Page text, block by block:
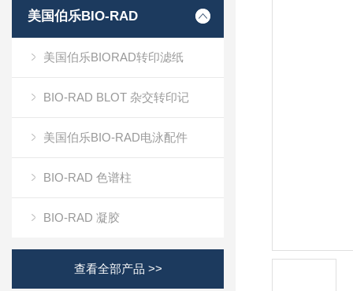
美国伯乐BIO-RAD
美国伯乐BIORAD转印滤纸
BIO-RAD BLOT 杂交转印记
美国伯乐BIO-RAD电泳配件
BIO-RAD 色谱柱
BIO-RAD 凝胶
查看全部产品 >>